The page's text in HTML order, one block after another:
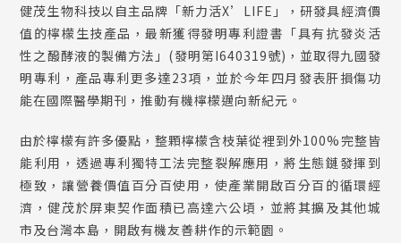
健茂生物科技以自主品牌「新力活X’LIFE」，研發具經濟價
值的檸檬生技產品，最新獲得發明專利證書「具有抗發炎活
性之醱酵液的製備方法」(發明第I640319號)，並取得九國發
明專利，產品專利更多達23項，並於今年四月發表肝損傷功
能在國際醫學期刊，推動有機檸檬邁向新紀元。
由於檸檬有許多優點，整顆檸檬含枝葉從裡到外100%完整皆
能利用，透過專利獨特工法完整裂解應用，將生態鏈發揮到
極致，讓營養價值百分百使用，使產業開啟百分百的循環經
濟，健茂於屏東契作面積已高達六公頃，並將其擴及其他城
市及台灣本島，開啟有機友善耕作的示範園。